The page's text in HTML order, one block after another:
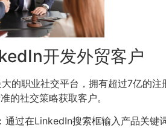
开发外贸客户
的职业社交平台，拥有超过7亿的
的社交策略获取客户。
：通过在LinkedIn搜索框输入产品关键